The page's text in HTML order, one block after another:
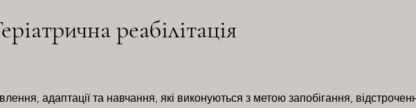
реабілітація
адаптації та навчання, які виконуються з метою запобігання,